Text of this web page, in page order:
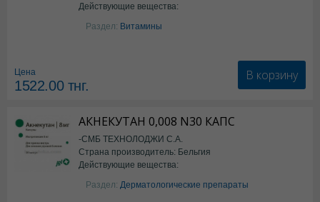
Действующие вещества:
фолиевая кислота
Раздел: Витамины
Цена
1522.00тнг.
В корзину
АКНЕКУТАН 0,008 N30 КАПС
-СМБ ТЕХНОЛОДЖИ С.А.
Страна производитель: Бельгия
Действующие вещества:
Изотретиноин
Раздел: Дерматологические препараты